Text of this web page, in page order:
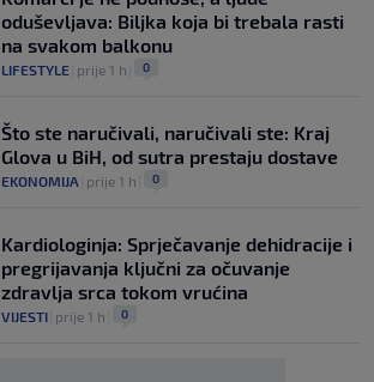
oduševljava: Biljka koja bi trebala rasti
na svakom balkonu
LIFESTYLE prije 1 h 0
Što ste naručivali, naručivali ste: Kraj
Glova u BiH, od sutra prestaju dostave
EKONOMIJA prije 1 h 0
Kardiologinja: Sprječavanje dehidracije i
pregrijavanja ključni za očuvanje
zdravlja srca tokom vrućina
VIJESTI prije 1 h 0